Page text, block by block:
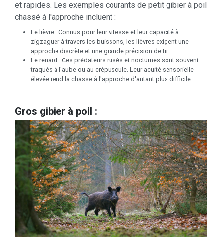
et rapides. Les exemples courants de petit gibier à poil
chassé à l'approche incluent :
Le lièvre : Connus pour leur vitesse et leur capacité à
zigzaguer à travers les buissons, les lièvres exigent une
approche discrète et une grande précision de tir.
Le renard : Ces prédateurs rusés et nocturnes sont souvent
traqués à l'aube ou au crépuscule. Leur acuité sensorielle
élevée rend la chasse à l'approche d'autant plus difficile.
Gros gibier à poil :